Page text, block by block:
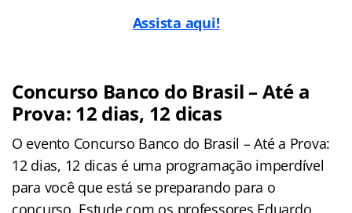
Assista aqui!
Concurso Banco do Brasil – Até a
Prova: 12 dias, 12 dicas
O evento Concurso Banco do Brasil – Até a Prova:
12 dias, 12 dicas é uma programação imperdível
para você que está se preparando para o